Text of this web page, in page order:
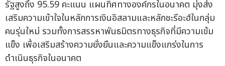
รัฐสูงถึง 95.59 คะแนน แผนทิศทางองค์กรในอนาคต มุ่งส่ง
เสริมความเข้าใจในหลักการเงินอิสลามและหลักชะรีอะฮ์ในกลุ่ม
คนรุ่นใหม่ รวมทั้งการสรรหาพันธมิตรทางธุรกิจที่มีความเข้ม
แข็ง เพื่อเสริมสร้างความยั่งยืนและความแข็งแกร่งในการ
ดำเนินธุรกิจในอนาคต